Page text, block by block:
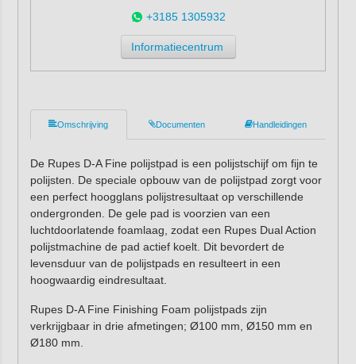
+3185 1305932
Informatiecentrum
Omschrijving Documenten Handleidingen
De Rupes D-A Fine polijstpad is een polijstschijf om fijn te
polijsten. De speciale opbouw van de polijstpad zorgt voor
een perfect hoogglans polijstresultaat op verschillende
ondergronden. De gele pad is voorzien van een
luchtdoorlatende foamlaag, zodat een Rupes Dual Action
polijstmachine de pad actief koelt. Dit bevordert de
levensduur van de polijstpads en resulteert in een
hoogwaardig eindresultaat.
Rupes D-A Fine Finishing Foam polijstpads zijn
verkrijgbaar in drie afmetingen; Ø100 mm, Ø150 mm en
Ø180 mm.